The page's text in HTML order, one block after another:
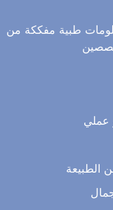
طبية مفككة من
الطبيعة